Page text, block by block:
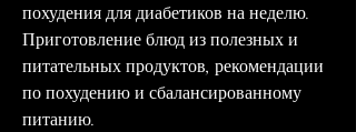
похудения для диабетиков на неделю.
Приготовление блюд из полезных и
питательных продуктов, рекомендации
по похудению и сбалансированному
питанию.